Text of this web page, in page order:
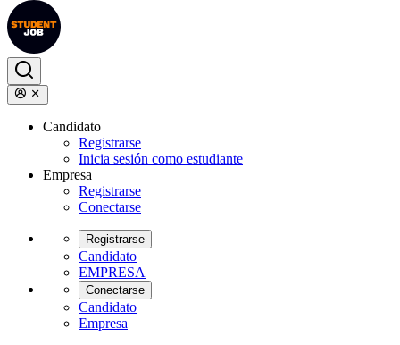
Candidato
Registrarse
Inicia sesión como estudiante
Empresa
Registrarse
Conectarse
Registrarse
Candidato
EMPRESA
Conectarse
Candidato
Empresa